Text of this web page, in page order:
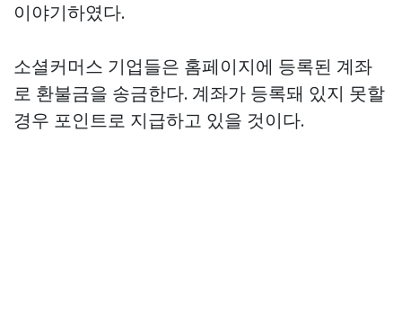
이야기하였다.
소셜커머스 기업들은 홈페이지에 등록된 계좌
로 환불금을 송금한다. 계좌가 등록돼 있지 못할
경우 포인트로 지급하고 있을 것이다.